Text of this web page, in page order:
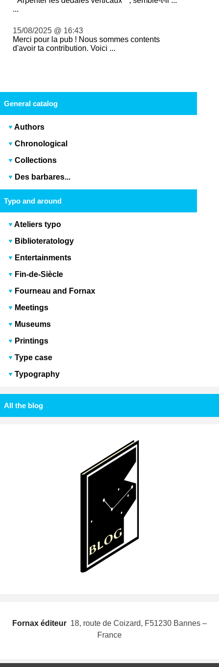
...
15/08/2025 @ 16:43
Merci pour la pub ! Nous sommes contents
d'avoir ta contribution. Voici ...
General catalog
Authors
Chronological
Collections
Des barbares...
Typo and around
Ateliers typo
Biblioteratology
Entertainments
Fin-de-Siècle
Fourneau and Fornax
Meetings
Museums
Printings
Type case
Typography
All the blog
Fornax éditeur  18, route de Coizard, F51230 Bannes –
France